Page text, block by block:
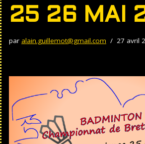
25 26 MAI
par alain.guillemot@gmail.com 27 avril